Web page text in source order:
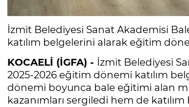
İzmit Belediyesi Sanat Akademisi
katılım belgelerini alarak eğitim
KOCAELİ (İGFA) - İzmit Belediyesi
2025-2026 eğitim dönemi katılım
dönemi boyunca bale eğitimi alan
kazanımları sergiledi hem de